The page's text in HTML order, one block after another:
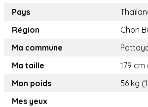
Pays
Région
Chon
Ma commune
Ma taille
179
Mon poids
56 kg
Mes yeux